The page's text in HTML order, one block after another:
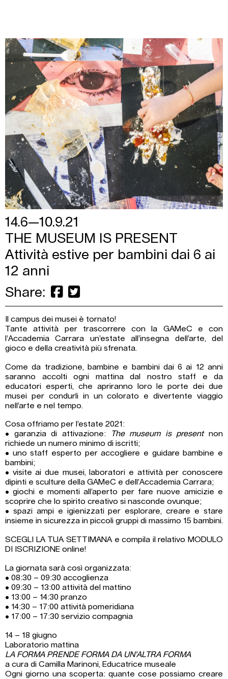
14.6—10.9.21
THE MUSEUM IS PRESENT
Attività estive per bambini dai 6 ai
12 anni
Share:
Il campus dei musei è tornato!
Tante attività per trascorrere con la GAMeC e con
l’Accademia Carrara un’estate all’insegna dell’arte, del
gioco e della creatività più sfrenata.
Come da tradizione, bambine e bambini dai 6 ai 12 anni
saranno accolti ogni mattina dal nostro staff e da
educatori esperti, che apriranno loro le porte dei due
musei per condurli in un colorato e divertente viaggio
nell’arte e nel tempo.
Cosa offriamo per l’estate 2021:
• garanzia di attivazione:
The museum is presentnon
richiede un numero minimo di iscritti;
• uno staff esperto per accogliere e guidare bambine e
bambini;
• visite ai due musei, laboratori e attività per conoscere
dipinti e sculture della GAMeC e dell’Accademia Carrara;
• giochi e momenti all’aperto per fare nuove amicizie e
scoprire che lo spirito creativo si nasconde ovunque;
• spazi ampi e igienizzati per esplorare, creare e stare
insieme in sicurezza in piccoli gruppi di massimo 15 bambini.
SCEGLI LA TUA SETTIMANA e compila il relativo MODULO
DI ISCRIZIONE online!
La giornata sarà così organizzata:
• 08:30 – 09:30 accoglienza
• 09:30 – 13:00 attività del mattino
• 13:00 – 14:30 pranzo
• 14:30 – 17:00 attività pomeridiana
• 17:00 – 17:30 servizio compagnia
14 – 18 giugno
Laboratorio mattina
LA FORMA PRENDE FORMA DA UN’ALTRA FORMA
a cura di Camilla Marinoni, Educatrice museale
Ogni giorno una scoperta: quante cose possiamo creare